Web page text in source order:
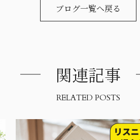
ブログ一覧へ戻る
関連記事
RELATED POSTS